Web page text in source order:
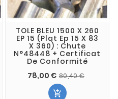
TOLE BLEU 1500 X 260
EP 15 (Plat Ep 15 X 83
X 360) : Chute
N°48448 + Certificat
De Conformité
78,00 € 80,40 €
